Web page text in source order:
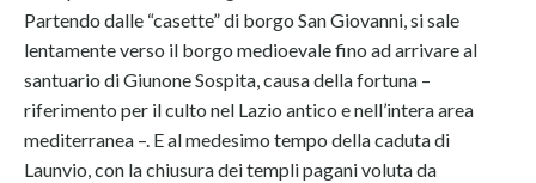
Partendo dalle “casette” di borgo San Giovanni, si sale
lentamente verso il borgo medioevale fino ad arrivare al
santuario di Giunone Sospita, causa della fortuna –
riferimento per il culto nel Lazio antico e nell’intera area
mediterranea –. E al medesimo tempo della caduta di
Launvio, con la chiusura dei templi pagani voluta da